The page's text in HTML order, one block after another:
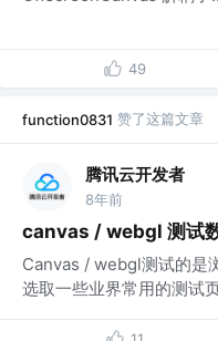
49
function0831 赞了这篇文章
腾讯云开发者
8年前
canvas / webgl 测试
Canvas / webgl测试的是
选取一些业界常用的测试